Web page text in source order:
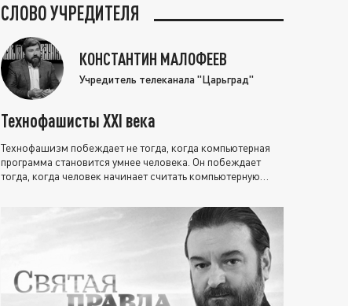
СЛОВО УЧРЕДИТЕЛЯ
КОНСТАНТИН МАЛОФЕЕВ
Учредитель телеканала "Царьград"
Технофашисты XXI века
Технофашизм побеждает не тогда, когда компьютерная
программа становится умнее человека. Он побеждает
тогда, когда человек начинает считать компьютерную